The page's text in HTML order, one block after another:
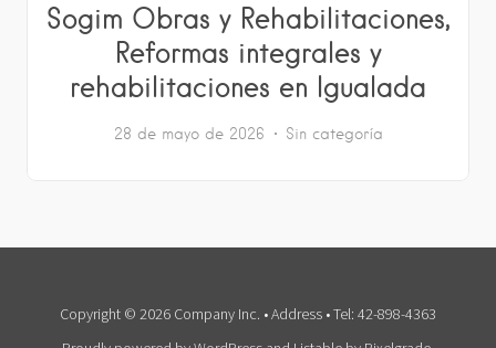
Sogim Obras y Rehabilitaciones,
Reformas integrales y
rehabilitaciones en Igualada
28 de mayo de 2026 Sin categoría
Copyright © 2026 Company Inc. • Address • Tel: 42-898-4363